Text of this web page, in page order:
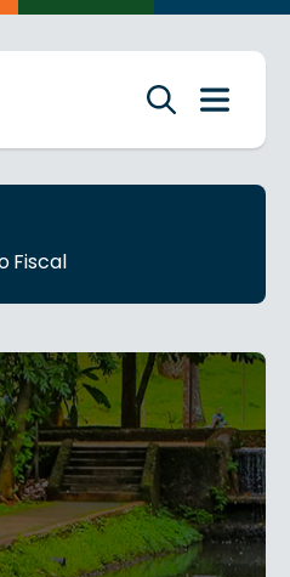
Fiscal